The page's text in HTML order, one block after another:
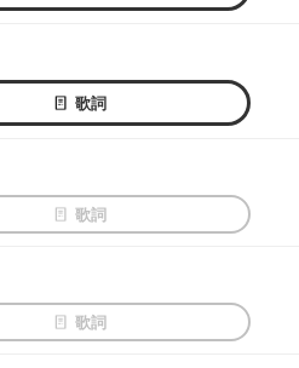
歌詞
歌詞
歌詞